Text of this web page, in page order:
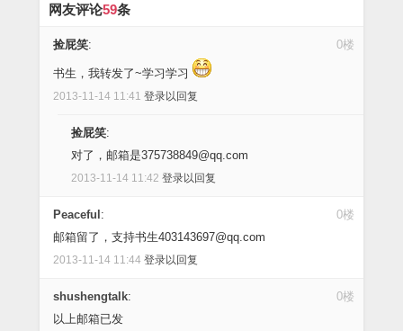
网友评论59条
0楼
捡屁笑:
书生，我转发了~学习学习
2013-11-14 11:41 登录以回复
捡屁笑:
对了，邮箱是375738849@qq.com
2013-11-14 11:42 登录以回复
0楼
Peaceful :
邮箱留了，支持书生403143697@qq.com
2013-11-14 11:44 登录以回复
0楼
shushengtalk:
以上邮箱已发